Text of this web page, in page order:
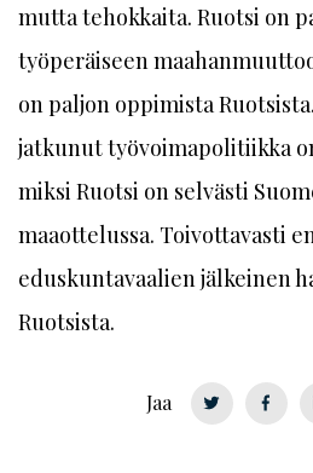
mutta tehokkaita. Ruotsi on
työperäiseen
on paljon oppimista
jatkunut työvoimapolitiikka
miksi Ruotsi on selvästi
maaottelussa. Toivottavasti
eduskuntavaalien jälkeinen
Ruotsista.
Jaa